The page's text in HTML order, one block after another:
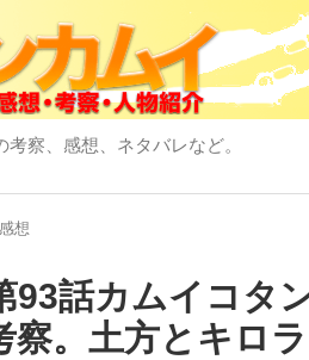
察、感想、ネタバレなど。
想
93話カムイコタ
察。土方とキロ